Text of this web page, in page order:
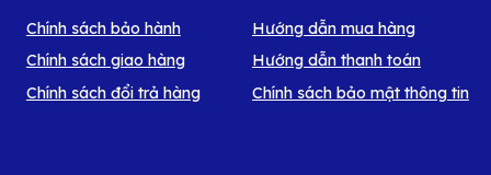
Chính sách bảo hành
Chính sách giao hàng
Chính sách đổi trả hàng
Hướng dẫn mua hàng
Hướng dẫn thanh toán
Chính sách bảo mật thông tin